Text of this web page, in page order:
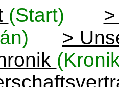
(Start)
>